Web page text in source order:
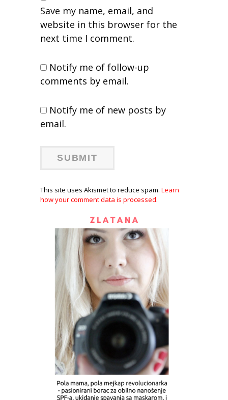
Save my name, email, and
website in this browser for the
next time I comment.
Notify me of follow-up
comments by email.
Notify me of new posts by
email.
This site uses Akismet to reduce spam. Learn
how your comment data is processed.